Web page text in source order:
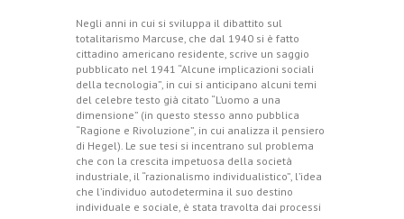
Negli anni in cui si sviluppa il dibattito sul
totalitarismo Marcuse, che dal 1940 si è fatto
cittadino americano residente, scrive un saggio
pubblicato nel 1941 “Alcune implicazioni sociali
della tecnologia”, in cui si anticipano alcuni temi
del celebre testo già citato “L’uomo a una
dimensione” (in questo stesso anno pubblica
“Ragione e Rivoluzione”, in cui analizza il pensiero
di Hegel). Le sue tesi si incentrano sul problema
che con la crescita impetuosa della società
industriale, il “razionalismo individualistico”, l’idea
che l’individuo autodetermina il suo destino
individuale e sociale, è stata travolta dai processi